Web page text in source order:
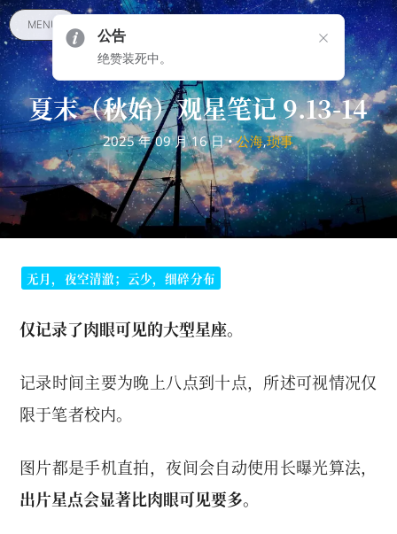
MENU
夏末（秋始）观星笔记 9.13-14
2025 年 09 月 16 日 •公海,琐事
无月，夜空清澈；云少，细碎分布
仅记录了肉眼可见的大型星座。
记录时间主要为晚上八点到十点，所述可视情况仅
限于笔者校内。
图片都是手机直拍，夜间会自动使用长曝光算法，
出片星点会显著比肉眼可见要多。
公告
绝赞装死中。